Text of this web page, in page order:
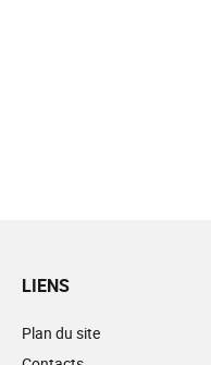
LIENS
Plan du site